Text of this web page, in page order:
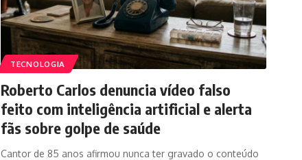
TECNOLOGIA
Roberto Carlos denuncia vídeo falso
feito com inteligência artificial e alerta
fãs sobre golpe de saúde
Cantor de 85 anos afirmou nunca ter gravado o conteúdo